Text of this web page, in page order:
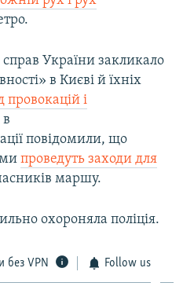
України закликало
в Києві й їхніх
провокацій і
повідомили, що
проведуть заходи для
маршу.
охороняла поліція.
без VPN Follow us